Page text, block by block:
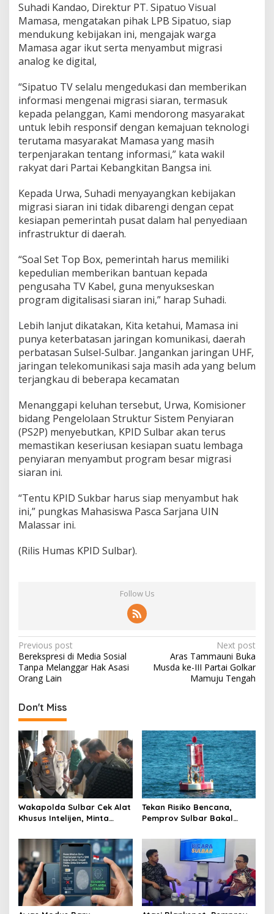
Suhadi Kandao, Direktur PT. Sipatuo Visual
Mamasa, mengatakan pihak LPB Sipatuo, siap
mendukung kebijakan ini, mengajak warga
Mamasa agar ikut serta menyambut migrasi
analog ke digital,
“Sipatuo TV selalu mengedukasi dan memberikan
informasi mengenai migrasi siaran, termasuk
kepada pelanggan, Kami mendorong masyarakat
untuk lebih responsif dengan kemajuan teknologi
terutama masyarakat Mamasa yang masih
terpenjarakan tentang informasi,” kata wakil
rakyat dari Partai Kebangkitan Bangsa ini.
Kepada Urwa, Suhadi menyayangkan kebijakan
migrasi siaran ini tidak dibarengi dengan cepat
kesiapan pemerintah pusat dalam hal penyediaan
infrastruktur di daerah.
“Soal Set Top Box, pemerintah harus memiliki
kepedulian memberikan bantuan kepada
pengusaha TV Kabel, guna menyukseskan
program digitalisasi siaran ini,” harap Suhadi.
Lebih lanjut dikatakan, Kita ketahui, Mamasa ini
punya keterbatasan jaringan komunikasi, daerah
perbatasan Sulsel-Sulbar. Jangankan jaringan UHF,
jaringan telekomunikasi saja masih ada yang belum
terjangkau di beberapa kecamatan
Menanggapi keluhan tersebut, Urwa, Komisioner
bidang Pengelolaan Struktur Sistem Penyiaran
(PS2P) menyebutkan, KPID Sulbar akan terus
memastikan keseriusan kesiapan suatu lembaga
penyiaran menyambut program besar migrasi
siaran ini.
“Tentu KPID Sukbar harus siap menyambut hak
ini,” pungkas Mahasiswa Pasca Sarjana UIN
Malassar ini.
(Rilis Humas KPID Sulbar).
Follow Us
P
o
s
t
n
a
v
i
g
a
t
i
o
n
Previous post
Berekspresi di Media Sosial
Tanpa Melanggar Hak Asasi
Orang Lain
Next post
Aras Tammauni Buka
Musda ke-III Partai Golkar
Mamuju Tengah
Don't Miss
Wakapolda Sulbar Cek Alat
Khusus Intelijen, Minta
Transformasi Digital
Tekan Risiko Bencana,
Pemprov Sulbar Bakal
dari Jepang